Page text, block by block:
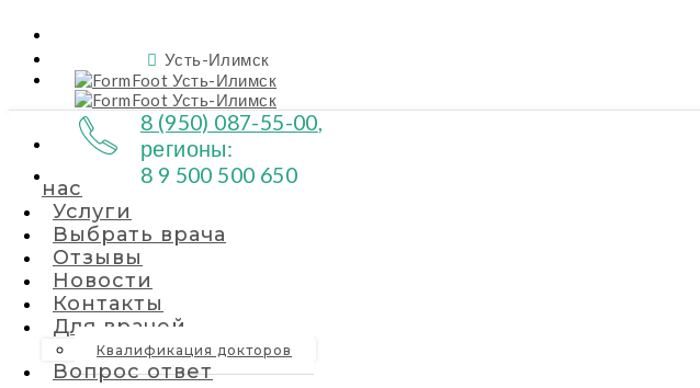
Усть-Илимск
8 (950) 087-55-00,
регионы:
8 9 500 500 650
О нас Услуги
нас
Услуги
Выбрать врача
Отзывы
Новости
Контакты
Для врачей
Квалификация докторов
Вопрос ответ